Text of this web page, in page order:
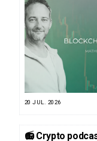
20 JUL. 2026
📻 Crypto